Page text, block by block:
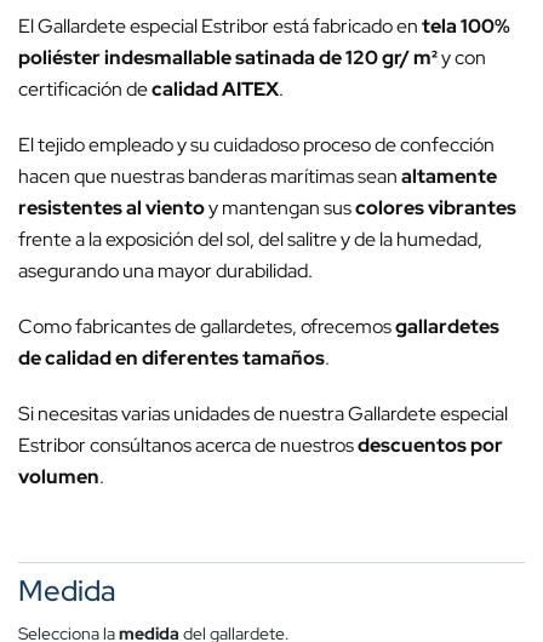
El Gallardete especial Estribor está fabricado entela 100%
poliéster indesmallable satinada de 120 gr/ m²y con
certificación decalidad AITEX.
El tejido empleado y su cuidadoso proceso de confección
hacen que nuestras banderas marítimas seanaltamente
resistentes al vientoy mantengan suscolores vibrantes
frente a la exposición del sol, del salitre y de la humedad,
asegurando una mayor durabilidad.
Como fabricantes de gallardetes, ofrecemosgallardetes
de calidad en diferentes tamaños.
Si necesitas varias unidades de nuestra Gallardete especial
Estribor consúltanos acerca de nuestrosdescuentos por
volumen.
Medida
Selecciona lamedida del gallardete.